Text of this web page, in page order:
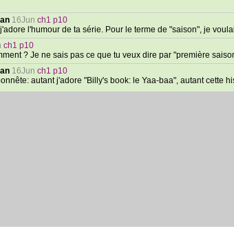
16Jun ch1 p10
l'humour de ta série. Pour le terme de "saison", je
ch1 p10
? Je ne sais pas ce que tu veux dire par "première
16Jun ch1 p10
autant j'adore "Billy's book: le Yaa-baa", autant cette